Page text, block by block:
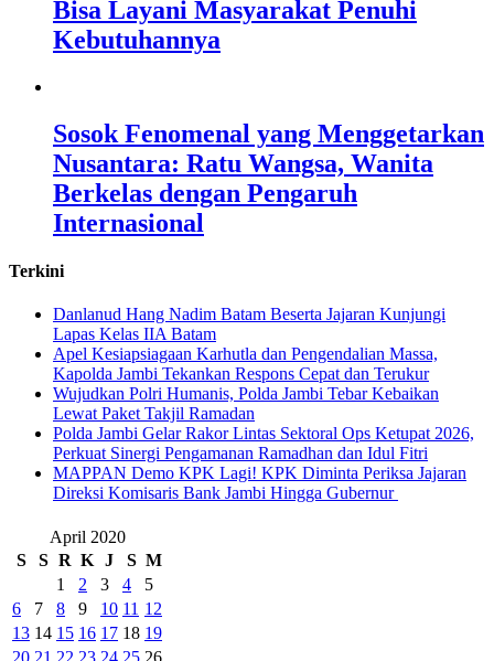
Bisa Layani Masyarakat Penuhi
Kebutuhannya
Sosok Fenomenal yang Menggetarkan
Nusantara: Ratu Wangsa, Wanita
Berkelas dengan Pengaruh
Internasional
Terkini
Danlanud Hang Nadim Batam Beserta Jajaran Kunjungi
Lapas Kelas IIA Batam
Apel Kesiapsiagaan Karhutla dan Pengendalian Massa,
Kapolda Jambi Tekankan Respons Cepat dan Terukur
Wujudkan Polri Humanis, Polda Jambi Tebar Kebaikan
Lewat Paket Takjil Ramadan
Polda Jambi Gelar Rakor Lintas Sektoral Ops Ketupat 2026,
Perkuat Sinergi Pengamanan Ramadhan dan Idul Fitri
‎MAPPAN Demo KPK Lagi! KPK Diminta Periksa Jajaran
Direksi Komisaris Bank Jambi Hingga Gubernur ‎
April 2020
S
S R K J S M
1
2 3 4
5
6
7 8 9 10 11 12
13 14 15 16 17 18 19
20 21 22 23 24 25 26